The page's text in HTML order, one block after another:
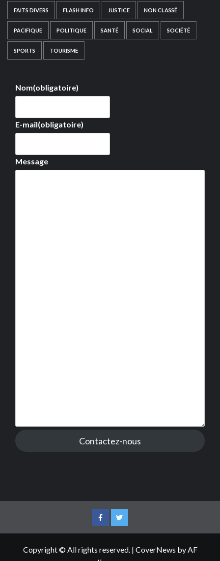
FAITS DIVERS FLASH INFO JUSTICE NON CLASSÉ
PACIFIQUE POLITIQUE SANTÉ SOCIAL SOCIÉTÉ
SPORTS TOURISME
Nom(obligatoire)
E-mail(obligatoire)
Message
Contactez-nous
FacebookTwitter
Copyright © All rights reserved. | CoverNews by AF